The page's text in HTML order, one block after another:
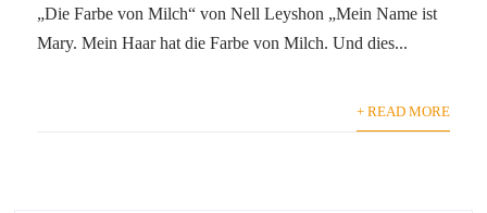
„Die Farbe von Milch“ von Nell Leyshon „Mein Name ist
Mary. Mein Haar hat die Farbe von Milch. Und dies...
+ READ MORE